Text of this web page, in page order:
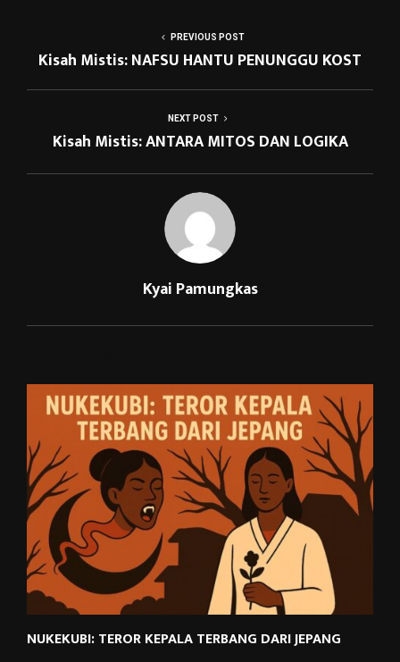
PREVIOUS POST
Kisah Mistis: NAFSU HANTU PENUNGGU KOST
NEXT POST
Kisah Mistis: ANTARA MITOS DAN LOGIKA
Kyai Pamungkas
NUKEKUBI: TEROR KEPALA TERBANG DARI JEPANG